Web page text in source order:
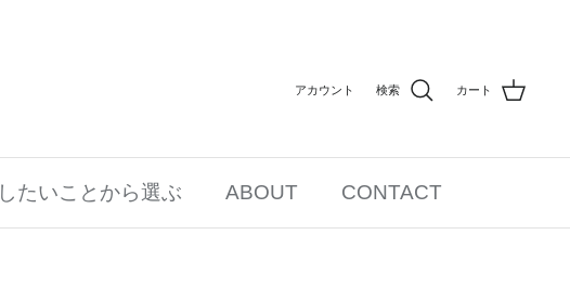
アカウント 検索 カート
したいことから選ぶ ABOUT CONTACT